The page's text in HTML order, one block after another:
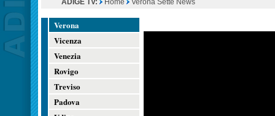
ADIGE TV: Home Verona Sette News
Verona
Vicenza
Venezia
Rovigo
Treviso
Padova